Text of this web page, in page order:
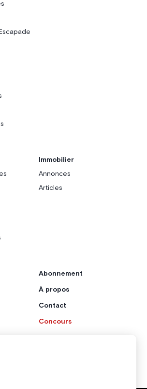
Immobilier
Annonces
Articles
Abonnement
À propos
Contact
Concours